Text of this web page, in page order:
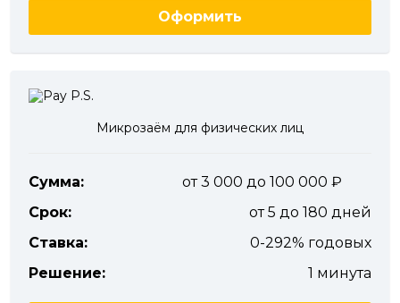
Оформить
Микрозаём для физических лиц
Сумма:
от 3 000 до 100 000
Срок:
от 5 до 180 дней
Ставка:
0-292% годовых
Решение:
1 минута